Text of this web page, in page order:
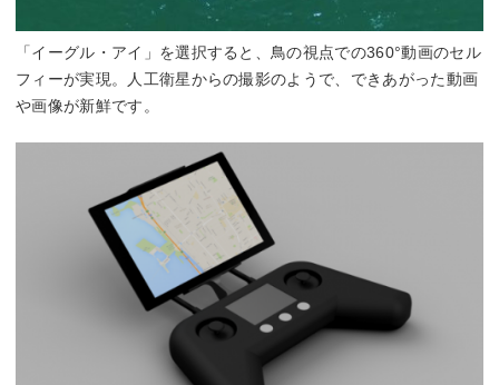
「イーグル・アイ」を選択すると、鳥の視点での360°動画のセル
フィーが実現。人工衛星からの撮影のようで、できあがった動画
や画像が新鮮です。